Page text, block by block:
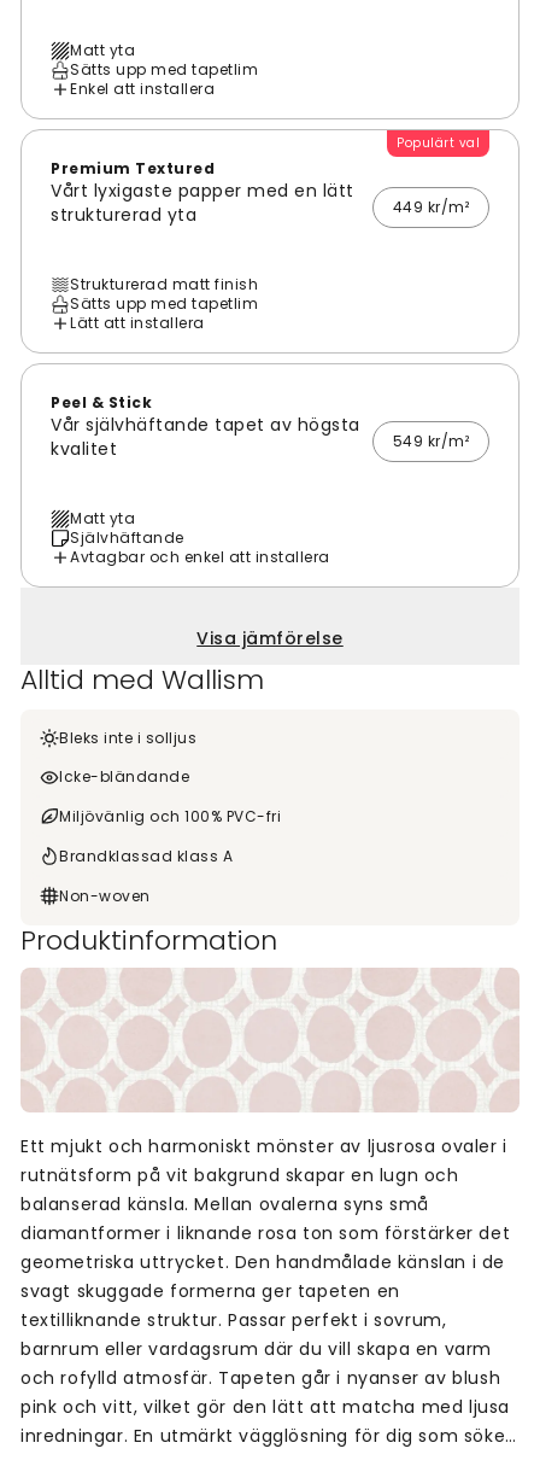
Matt yta
Sätts upp med tapetlim
Enkel att installera
Populärt val
Premium Textured
Vårt lyxigaste papper med en lätt
strukturerad yta
449 kr/m²
Strukturerad matt finish
Sätts upp med tapetlim
Lätt att installera
Peel & Stick
Vår självhäftande tapet av högsta
kvalitet
549 kr/m²
Matt yta
Självhäftande
Avtagbar och enkel att installera
Visa jämförelse
Alltid med Wallism
Bleks inte i solljus
Icke-bländande
Miljövänlig och 100% PVC-fri
Brandklassad klass A
Non-woven
Produktinformation
Ett mjukt och harmoniskt mönster av ljusrosa ovaler i
rutnätsform på vit bakgrund skapar en lugn och
balanserad känsla. Mellan ovalerna syns små
diamantformer i liknande rosa ton som förstärker det
geometriska uttrycket. Den handmålade känslan i de
svagt skuggade formerna ger tapeten en
textilliknande struktur. Passar perfekt i sovrum,
barnrum eller vardagsrum där du vill skapa en varm
och rofylld atmosfär. Tapeten går i nyanser av blush
pink och vitt, vilket gör den lätt att matcha med ljusa
inredningar. En utmärkt vägglösning för dig som söker